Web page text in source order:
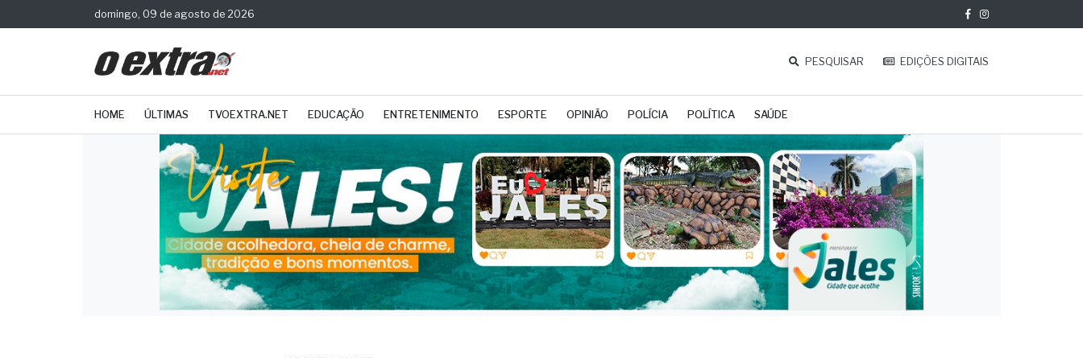
domingo, 09 de agosto de 2026
PESQUISAR EDIÇÕES DIGITAIS
HOME ÚLTIMAS TVOEXTRA.NET EDUCAÇÃO ENTRETENIMENTO ESPORTE OPINIÃO POLÍCIA POLÍTICA SAÚDE
OPORTUNIDADE